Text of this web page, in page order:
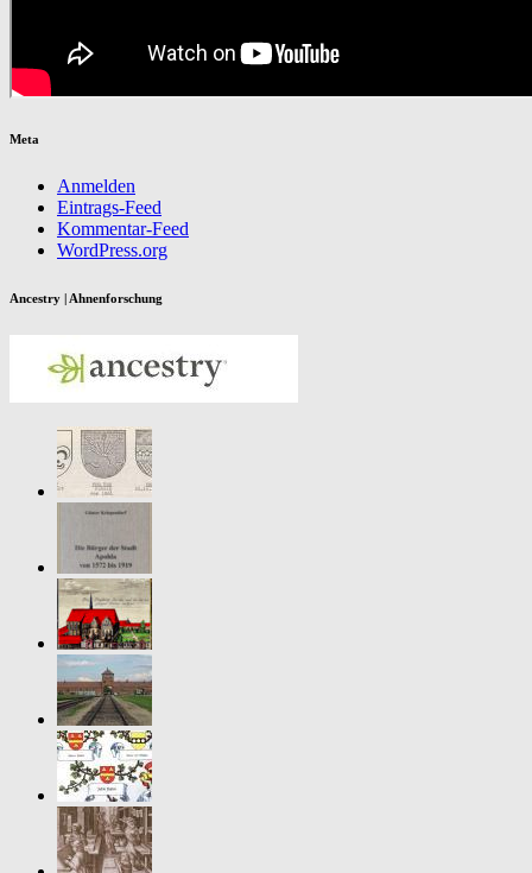
Meta
Anmelden
Eintrags-Feed
Kommentar-Feed
WordPress.org
Ancestry | Ahnenforschung